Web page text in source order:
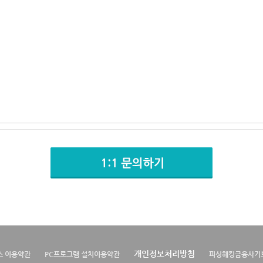
이용약관 PC프로그램 설치이용약관 개인정보처리방침 피싱해킹금융사기